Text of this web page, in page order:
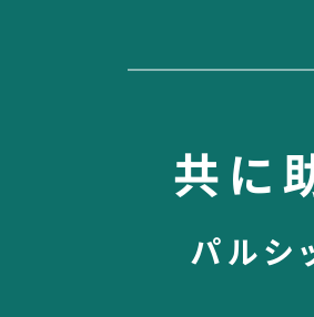
共に
パルシ